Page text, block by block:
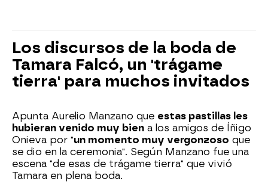
Los discursos de la boda de
Tamara Falcó, un 'trágame
tierra' para muchos invitados
Apunta Aurelio Manzano que estas pastillas les
hubieran venido muy bien a los amigos de Íñigo
Onieva por "un momento muy vergonzoso que
se dio en la ceremonia". Según Manzano fue una
escena "de esas de trágame tierra" que vivió
Tamara en plena boda.